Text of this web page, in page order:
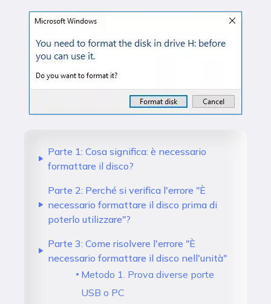
Parte 1: Cosa significa: è necessario
formattare il disco?
Parte 2: Perché si verifica l'errore "È
necessario formattare il disco prima di
poterlo utilizzare"?
Parte 3: Come risolvere l'errore "È
necessario formattare il disco nell'unità"
Metodo 1. Prova diverse porte
USB o PC